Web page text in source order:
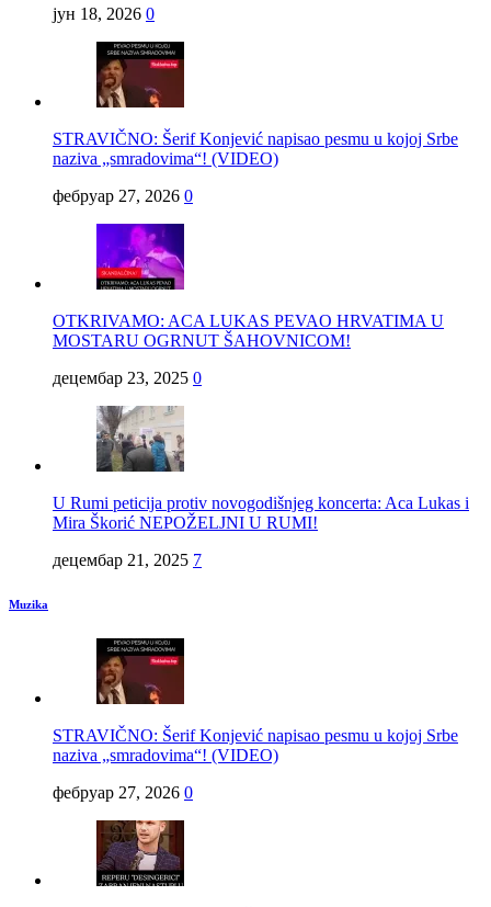
јун 18, 2026 0
STRAVIČNO: Šerif Konjević napisao pesmu u kojoj Srbe
naziva „smradovima“! (VIDEO)
фебруар 27, 2026 0
OTKRIVAMO: ACA LUKAS PEVAO HRVATIMA U
MOSTARU OGRNUT ŠAHOVNICOM!
децембар 23, 2025 0
U Rumi peticija protiv novogodišnjeg koncerta: Aca Lukas i
Mira Škorić NEPOŽELJNI U RUMI!
децембар 21, 2025 7
Muzika
STRAVIČNO: Šerif Konjević napisao pesmu u kojoj Srbe
naziva „smradovima“! (VIDEO)
фебруар 27, 2026 0